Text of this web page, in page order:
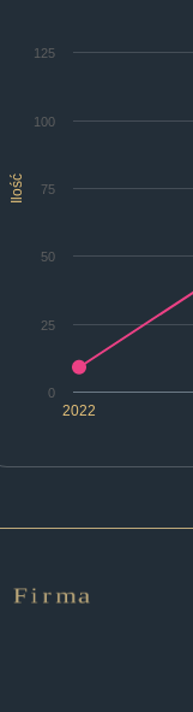
Ilość
2022
0
25
50
75
100
125